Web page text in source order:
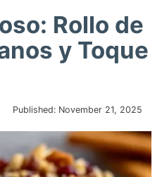
Rollo de
y Toque
Published: November 21, 2025